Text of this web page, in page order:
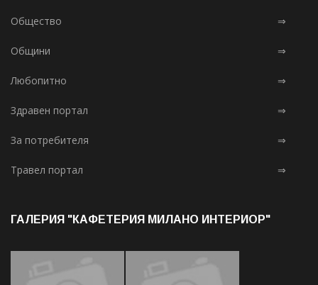
Общество ⇒
Общини ⇒
Любопитно ⇒
Здравен портал ⇒
За потребителя ⇒
Травел портал ⇒
ГАЛЕРИЯ "КАФЕТЕРИЯ МИЛАНО ИНТЕРИОР"